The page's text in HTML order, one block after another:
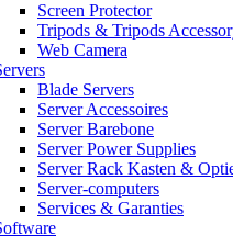
Screen Protector
Tripods & Tripods
Web Camera
Blade Servers
Server Accessoires
Server Barebone
Server Power Supplies
Server Rack Kasten &
Server-computers
Services & Garanties